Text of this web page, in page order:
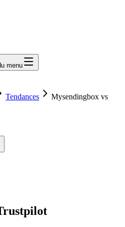
menu
Tendances
Mysendingbox vs